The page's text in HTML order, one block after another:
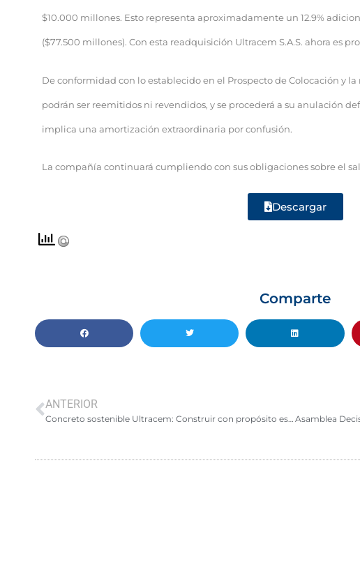
$10.000 millones. Esto representa aproximadamente un 12.9%
($77.500 millones). Con esta readquisición Ultracem S.A.S. ahora es
De conformidad con lo establecido en el Prospecto de Colocación y
podrán ser reemitidos ni revendidos, y se procederá a su anulación
implica una amortización extraordinaria por confusión.
La compañía continuará cumpliendo con sus obligaciones sobre el
Descargar
Comparte
ANTERIOR
Concreto sostenible Ultracem: Construir con propósito es construir un mundo mejor